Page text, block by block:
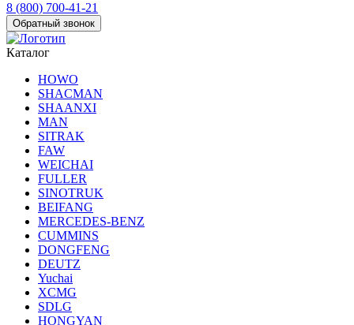
8 (800) 700-41-21
Обратный звонок
Каталог
HOWO
SHACMAN
SHAANXI
MAN
SITRAK
FAW
WEICHAI
FULLER
SINOTRUK
BEIFANG
MERCEDES-BENZ
CUMMINS
DONGFENG
DEUTZ
Yuchai
XCMG
SDLG
HONGYAN